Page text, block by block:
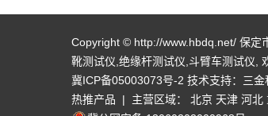
Copyright © http://www.hbdq.net/ 保定
靴测试仪 绝缘杆测试仪 斗臂车测试仪 ,
冀ICP备05003073号-2 技术支持： 三金
热推产品 | 主营区域： 北京 天津 河北